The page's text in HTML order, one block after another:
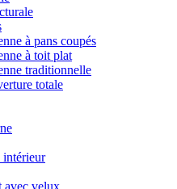
à pans coupés
à toit plat
traditionnelle
totale
intérieur
avec velux